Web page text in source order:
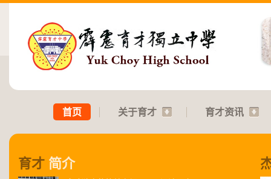
首页 关于育才 育才资讯
育才 简介